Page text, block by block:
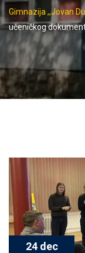
Gimnazija ,,Jovan
učeničkog
24 dec